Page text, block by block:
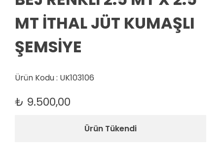
MT İTHAL JÜT KUMAŞLI
ŞEMSİYE
Ürün Kodu : UK103106
₺ 9.500,00
Ürün Tükendi